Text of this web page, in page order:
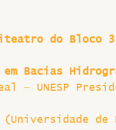
do Bloco
em Bacias
– UNESP
de